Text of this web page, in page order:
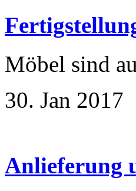
Möbel sind
30. Jan 2017
Anlieferung